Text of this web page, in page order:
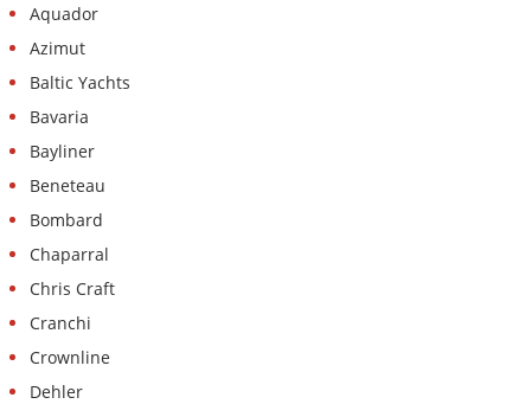
Aquador
Azimut
Baltic Yachts
Bavaria
Bayliner
Beneteau
Bombard
Chaparral
Chris Craft
Cranchi
Crownline
Dehler